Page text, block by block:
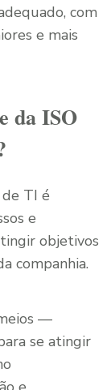
com
e mais
da ISO
TI é
e
objetivos
companhia.
—
se atingir